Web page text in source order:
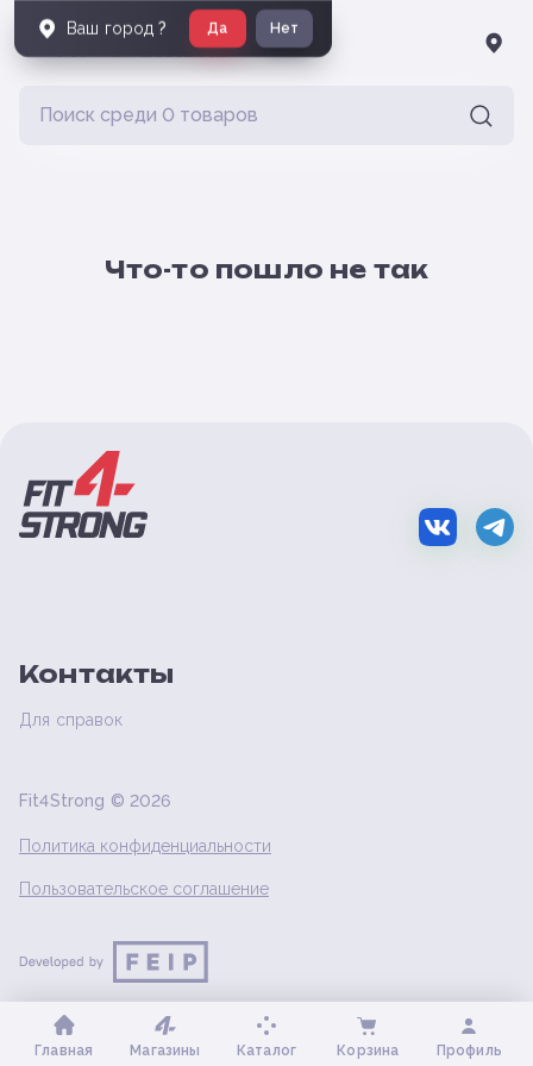
Что-то пошло не так
Контакты
Для справок
Fit4Strong © 2026
Политика конфиденциальности
Пользовательское соглашение
Главная Магазины Каталог Корзина Профиль
Ваш город ? Да Нет